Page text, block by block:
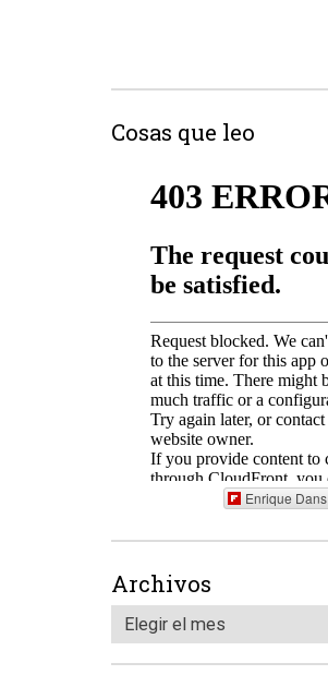
Cosas que leo
Enrique Dans
Archivos
Elegir el mes